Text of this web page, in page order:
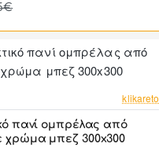
klikareto
πανί ομπρέλας από
μπεζ 300x300